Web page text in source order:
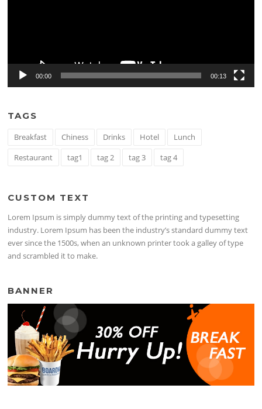
00:00 00:13
TAGS
Breakfast Chiness Drinks Hotel
Lunch
Restaurant
tag1 tag 2 tag 3 tag 4
CUSTOM TEXT
Lorem Ipsum is simply dummy text of the printing and typesetting
industry. Lorem Ipsum has been the industry’s standard dummy text
ever since the 1500s, when an unknown printer took a galley of type
and scrambled it to make.
BANNER